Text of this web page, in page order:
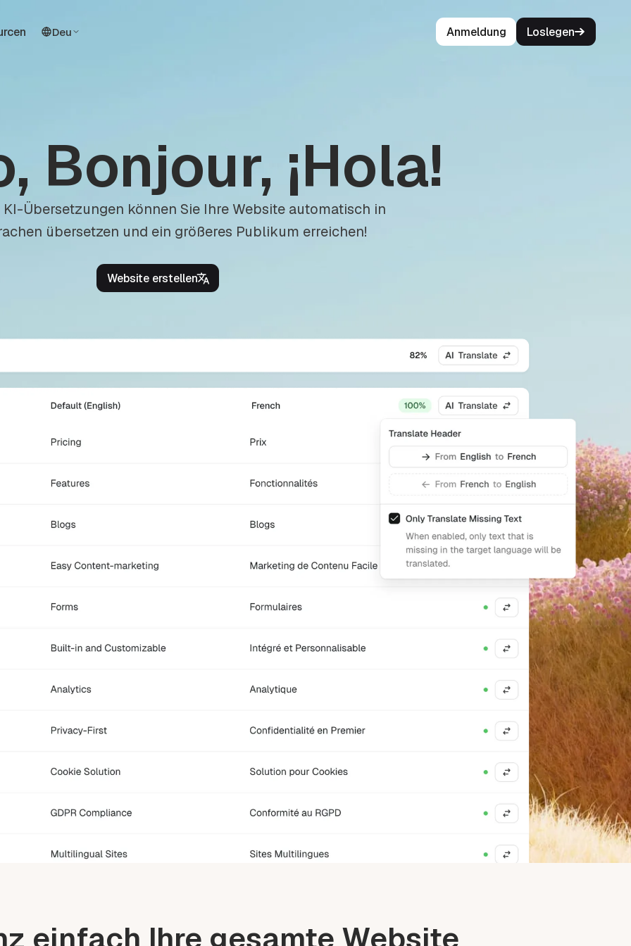
Deu Anmeldung Loslegen
Bonjour, ¡Hola!
Übersetzungen können Sie Ihre Website automatisch in
übersetzen und ein größeres Publikum erreichen!
Website erstellen